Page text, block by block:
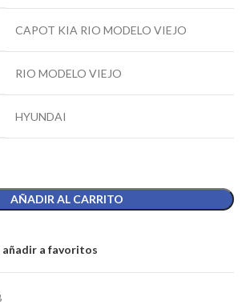
CAPOT KIA RIO MODELO VIEJO
RIO MODELO VIEJO
HYUNDAI
AÑADIR AL CARRITO
añadir a favoritos